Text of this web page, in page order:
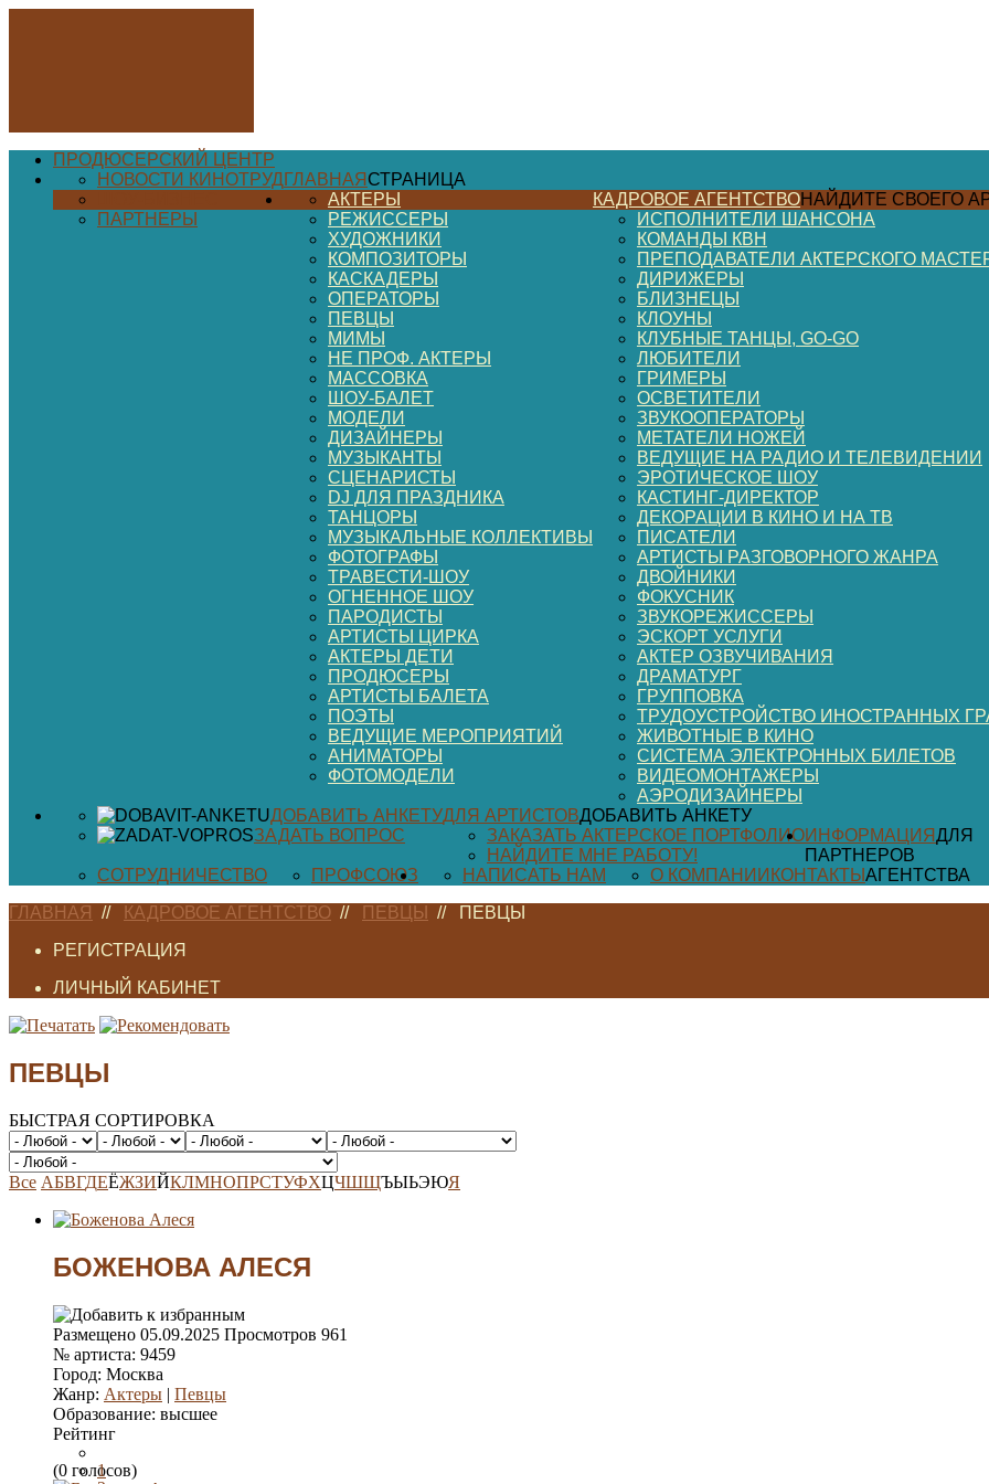
ПРОДЮСЕРСКИЙ ЦЕНТР
ГЛАВНАЯСТРАНИЦА
НОВОСТИ КИНОТРУД
ПАРТНЕРЫ
КАДРОВОЕ АГЕНТСТВОНАЙДИТЕ СВОЕГО
АКТЕРЫ
РЕЖИССЕРЫ
ХУДОЖНИКИ
КОМПОЗИТОРЫ
КАСКАДЕРЫ
ОПЕРАТОРЫ
ПЕВЦЫ
МИМЫ
НЕ ПРОФ. АКТЕРЫ
МАССОВКА
ШОУ-БАЛЕТ
МОДЕЛИ
ДИЗАЙНЕРЫ
МУЗЫКАНТЫ
СЦЕНАРИСТЫ
DJ ДЛЯ ПРАЗДНИКА
ТАНЦОРЫ
МУЗЫКАЛЬНЫЕ КОЛЛЕКТИВЫ
ФОТОГРАФЫ
ТРАВЕСТИ-ШОУ
ОГНЕННОЕ ШОУ
ПАРОДИСТЫ
АРТИСТЫ ЦИРКА
АКТЕРЫ ДЕТИ
ПРОДЮСЕРЫ
АРТИСТЫ БАЛЕТА
ПОЭТЫ
ВЕДУЩИЕ МЕРОПРИЯТИЙ
АНИМАТОРЫ
ФОТОМОДЕЛИ
ИСПОЛНИТЕЛИ ШАНСОНА
КОМАНДЫ КВН
ПРЕПОДАВАТЕЛИ АКТЕРСКОГО
ДИРИЖЕРЫ
БЛИЗНЕЦЫ
КЛОУНЫ
КЛУБНЫЕ ТАНЦЫ, GO-GO
ЛЮБИТЕЛИ
ГРИМЕРЫ
ОСВЕТИТЕЛИ
ЗВУКООПЕРАТОРЫ
МЕТАТЕЛИ НОЖЕЙ
ВЕДУЩИЕ НА РАДИО И ТЕЛЕВИДЕНИИ
ЭРОТИЧЕСКОЕ ШОУ
КАСТИНГ-ДИРЕКТОР
ДЕКОРАЦИИ В КИНО И НА ТВ
ПИСАТЕЛИ
АРТИСТЫ РАЗГОВОРНОГО ЖАНРА
ДВОЙНИКИ
ФОКУСНИК
ЗВУКОРЕЖИССЕРЫ
ЭСКОРТ УСЛУГИ
АКТЕР ОЗВУЧИВАНИЯ
ДРАМАТУРГ
ГРУППОВКА
ТРУДОУСТРОЙСТВО ИНОСТРАННЫХ
ЖИВОТНЫЕ В КИНО
СИСТЕМА ЭЛЕКТРОННЫХ БИЛЕТОВ
ВИДЕОМОНТАЖЕРЫ
АЭРОДИЗАЙНЕРЫ
ДЛЯ АРТИСТОВДОБАВИТЬ АНКЕТУ
ДОБАВИТЬ АНКЕТУ
ЗАДАТЬ ВОПРОС
ЗАКАЗАТЬ АКТЕРСКОЕ ПОРТФОЛИО
НАЙДИТЕ МНЕ РАБОТУ!
ИНФОРМАЦИЯДЛЯ
ПАРТНЕРОВ
СОТРУДНИЧЕСТВО
ПРОФСОЮЗ КОНТАКТЫ АГЕНТСТВА
НАПИСАТЬ НАМ
О КОМПАНИИ
ГЛАВНАЯ
// КАДРОВОЕ АГЕНТСТВО // ПЕВЦЫ //
ПЕВЦЫ
РЕГИСТРАЦИЯ
ЛИЧНЫЙ КАБИНЕТ
ПЕВЦЫ
БЫСТРАЯ СОРТИРОВКА
Все АБВГДЕЁЖЗИЙКЛМНОПРСТУФХЦЧШЩЪЫЬЭЮЯ
БОЖЕНОВА АЛЕСЯ
Размещено 05.09.2025 Просмотров 961
№ артиста: 9459
Город: Москва
Жанр: Актеры | Певцы
Образование: высшее
Рейтинг
1
(0 голосов)